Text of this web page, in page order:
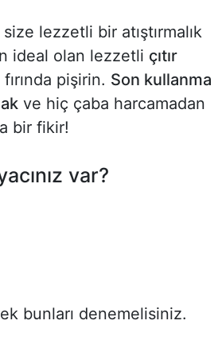
lezzetli bir atıştırmalık
ideal olan lezzetli çıtır
pişirin. Son kullanma
ve hiç çaba harcamadan
bir fikir!
var?
bunları denemelisiniz.